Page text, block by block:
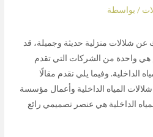
/ بواسطة
عن شلالات منزلية حديثة وجميلة، قد
هي واحدة من الشركات التي تقدم
الداخلية. وفيما يلي نقدم مقالًا
المياه الداخلية وأعمال مؤسسة
الداخلية هي عنصر تصميمي رائع